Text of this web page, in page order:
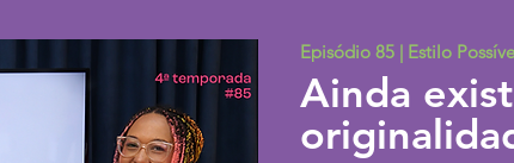
Episódio 85 | Estilo
Ainda